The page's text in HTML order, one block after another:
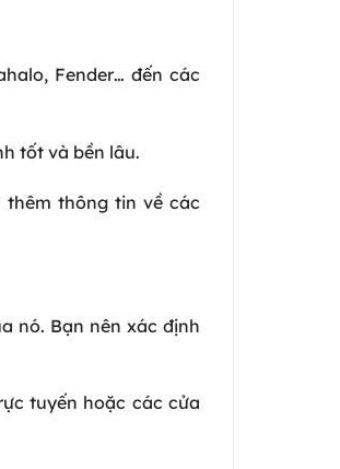
Fender… đến các
tốt và bền lâu.
thông tin về các
nó. Bạn nên xác định
tuyến hoặc các cửa